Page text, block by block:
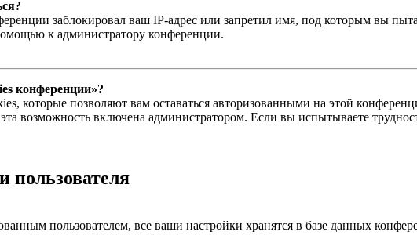
заблокировал ваш IP-адрес или запретил имя, под которым вы
к администратору конференции.
конференции»?
которые позволяют вам оставаться авторизованными на этой
возможность включена администратором. Если вы испытываете
пользователя
пользователем, все ваши настройки хранятся в базе данных